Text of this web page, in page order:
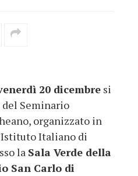
20 dicembre si
Seminario
organizzato in
Italiano di
la Sala Verde della
San Carlo di